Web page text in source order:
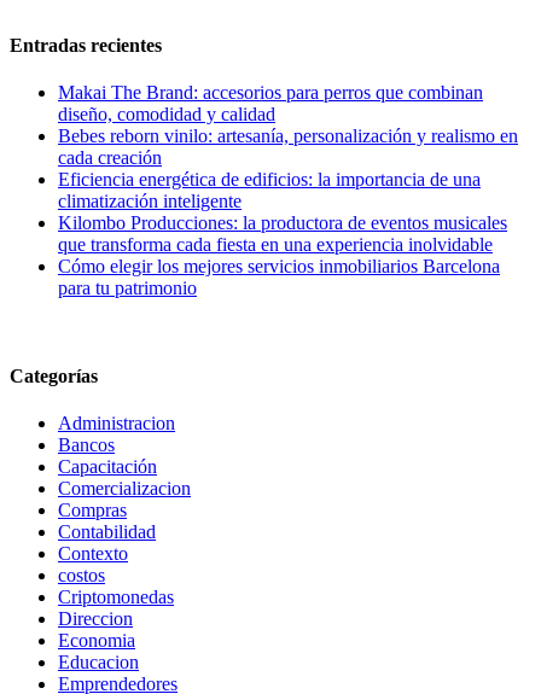
Entradas recientes
Makai The Brand: accesorios para perros que combinan
diseño, comodidad y calidad
Bebes reborn vinilo: artesanía, personalización y realismo en
cada creación
Eficiencia energética de edificios: la importancia de una
climatización inteligente
Kilombo Producciones: la productora de eventos musicales
que transforma cada fiesta en una experiencia inolvidable
Cómo elegir los mejores servicios inmobiliarios Barcelona
para tu patrimonio
Categorías
Administracion
Bancos
Capacitación
Comercializacion
Compras
Contabilidad
Contexto
costos
Criptomonedas
Direccion
Economia
Educacion
Emprendedores